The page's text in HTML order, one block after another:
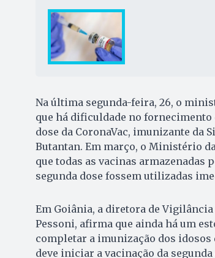
Na última segunda-feira, 26, o
que há dificuldade no fornecimento
dose da CoronaVac, imunizante da
Butantan. Em março, o Ministério
que todas as vacinas
segunda dose fossem utilizadas
Em Goiânia, a diretora de
Pessoni, afirma que ainda há um
completar a imunização dos idosos
deve iniciar a vacinação da